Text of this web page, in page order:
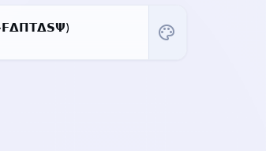
palette